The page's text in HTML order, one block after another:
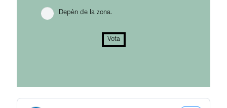
Depèn de la zona.
Vota